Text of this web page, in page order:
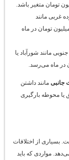
مانند
جاده قدیم کرج، اجاره‌ها بین ۸۰ تا ۱۵۰ میلیون تومان در ماه
مانند شورآباد یا
مانند داشتن
محوطه بارگیری
از اختلافات
مواردی که باید